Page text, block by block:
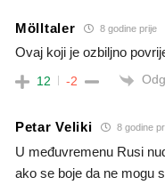
Mölltaler 8 godine prije
Ovaj koji je ozbiljno
12 -2
Petar Veliki 8 godine
U međuvremenu Rusi
ako se boje da ne mogu